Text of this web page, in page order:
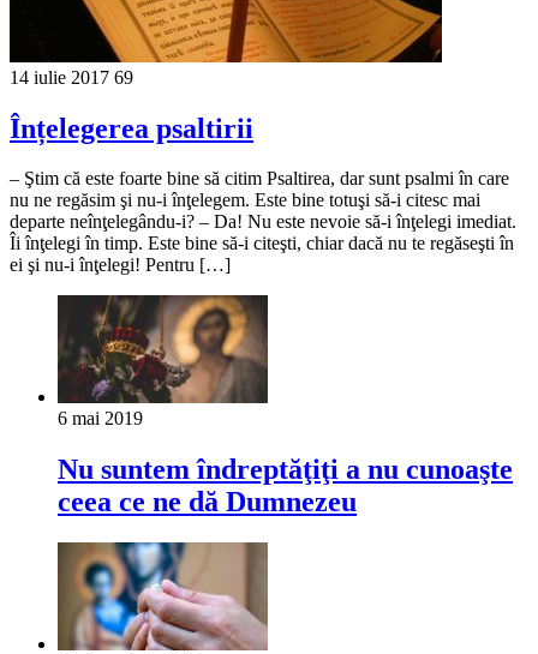
14 iulie 2017 69
Înțelegerea psaltirii
– Ştim că este foarte bine să citim Psaltirea, dar sunt psalmi în care
nu ne regăsim şi nu-i înţelegem. Este bine totuşi să-i citesc mai
departe neînţelegându-i? – Da! Nu este nevoie să-i înţelegi imediat.
Îi înţelegi în timp. Este bine să-i citeşti, chiar dacă nu te regăseşti în
ei şi nu-i înţelegi! Pentru […]
6 mai 2019
Nu suntem îndreptăţiţi a nu cunoaşte
ceea ce ne dă Dumnezeu